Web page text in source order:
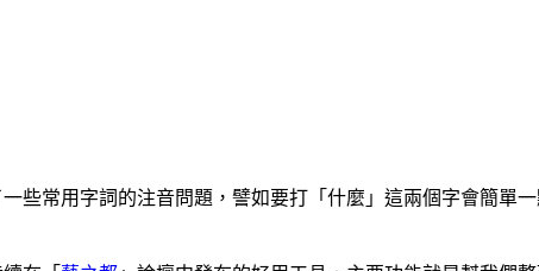
些常用字詞的注音問題，譬如要打「什麼」這兩個字會簡單